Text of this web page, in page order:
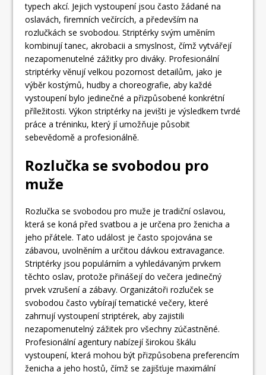
typech akcí. Jejich vystoupení jsou často žádané na
oslavách, firemních večírcích, a především na
rozlučkách se svobodou. Striptérky svým uměním
kombinují tanec, akrobacii a smyslnost, čímž vytvářejí
nezapomenutelné zážitky pro diváky. Profesionální
striptérky věnují velkou pozornost detailům, jako je
výběr kostýmů, hudby a choreografie, aby každé
vystoupení bylo jedinečné a přizpůsobené konkrétní
příležitosti. Výkon striptérky na jevišti je výsledkem tvrdé
práce a tréninku, který jí umožňuje působit
sebevědomě a profesionálně.
Rozlučka se svobodou pro
muže
Rozlučka se svobodou pro muže je tradiční oslavou,
která se koná před svatbou a je určena pro ženicha a
jeho přátele. Tato událost je často spojována se
zábavou, uvolněním a určitou dávkou extravagance.
Striptérky jsou populárním a vyhledávaným prvkem
těchto oslav, protože přinášejí do večera jedinečný
prvek vzrušení a zábavy. Organizátoři rozluček se
svobodou často vybírají tematické večery, které
zahrnují vystoupení striptérek, aby zajistili
nezapomenutelný zážitek pro všechny zúčastněné.
Profesionální agentury nabízejí širokou škálu
vystoupení, která mohou být přizpůsobena preferencím
ženicha a jeho hostů, čímž se zajišťuje maximální